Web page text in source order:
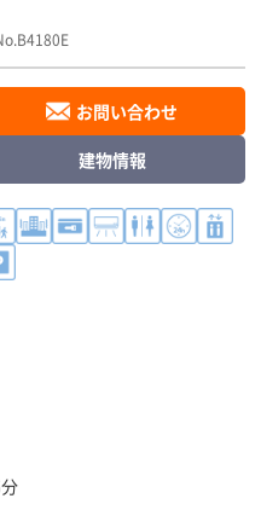
お問い合わせ
建物情報